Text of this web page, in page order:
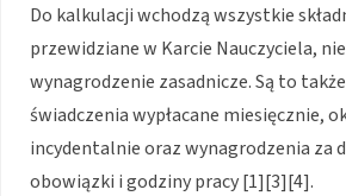
Do kalkulacji wchodzą wszystkie
przewidziane w Karcie Nauczyciela,
wynagrodzenie zasadnicze. Są to
świadczenia wypłacane miesięcznie,
incydentalnie oraz wynagrodzenia za
obowiązki i godziny pracy [1][3][4].